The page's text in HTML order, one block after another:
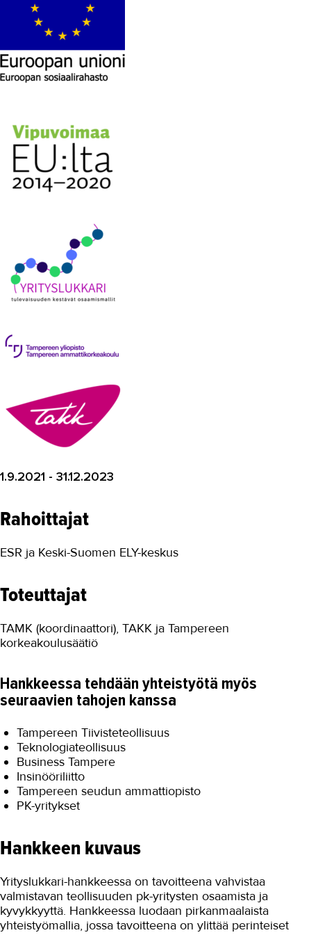
Digikyvykkyys II
DT4VET
Digitaaliset työvälineet ja
julkaisujärjestelmät -koulutukset
Kestävät energiaratkaisut
Kestävää korjausrakentamista
Lisäosaamista vieraskielisille
MOPO
Osaamista tuulivoima...
Strapetsi 2
Turvallinen oppimisympäristö
digitali...
VIERKO 2
Yhteiskuntaorientaation...
logistiikka-alalle
Kansainvälinen TAKK
Media ja viestintä
OMA TAKK
YHTEYSTIEDOT
IN ENGLISH
1.9.2021 - 31.12.2023
Rahoittajat
ESR ja Keski-Suomen ELY-keskus
Toteuttajat
TAMK (koordinaattori), TAKK ja Tampereen
korkeakoulusäätiö
Hankkeessa tehdään yhteistyötä myös
seuraavien tahojen kanssa
Tampereen Tiivisteteollisuus
Teknologiateollisuus
Business Tampere
Insinööriliitto
Tampereen seudun ammattiopisto
PK-yritykset
Hankkeen kuvaus
Yrityslukkari-hankkeessa on tavoitteena vahvistaa
valmistavan teollisuuden pk-yritysten osaamista ja
kyvykkyyttä. Hankkeessa luodaan pirkanmaalaista
yhteistyömallia, jossa tavoitteena on ylittää perinteiset